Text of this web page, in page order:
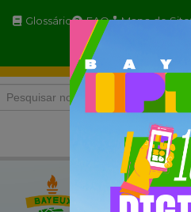
Glossário FAQ Mapa do Site